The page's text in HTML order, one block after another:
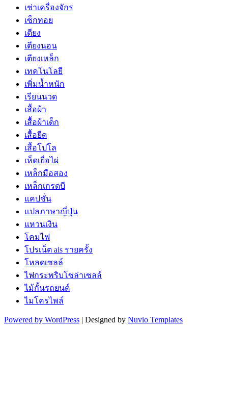
เช่าเครื่องจักร
เซ็กทอย
เตียง
เตียงนอน
เตียงเหล็ก
เทคโนโลยี
เพิ่มน้ำหนัก
เรียนนวด
เสื้อผ้า
เสื้อผ้าเด็ก
เสื้อยืด
เสื้อโปโล
เห็ดเยื่อไผ่
เหล็กมือสอง
เหล็กเกรดบี
แคปชั่น
แปลภาษาญี่ปุ่น
แหวนเงิน
โคมไฟ
โปรเน็ต ais รายครั้ง
โหลดเซลล์
ไฟกระพริบโซล่าเซลล์
ไม้กั้นรถยนต์
ไมโครไพล์
Powered by WordPress | Designed by Nuvio Templates